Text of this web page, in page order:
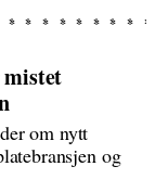
om nytt
og